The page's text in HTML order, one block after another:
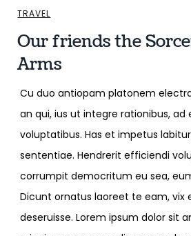
TRAVEL
Our friends the
Arms
Cu duo antiopam platonem
an qui, ius ut integre rationibus, ad
voluptatibus. Has et impetus
sententiae. Hendrerit efficiendi
corrumpit democritum eu sea,
Dicunt ornatus laoreet te eam, vix
deseruisse. Lorem ipsum dolor sit